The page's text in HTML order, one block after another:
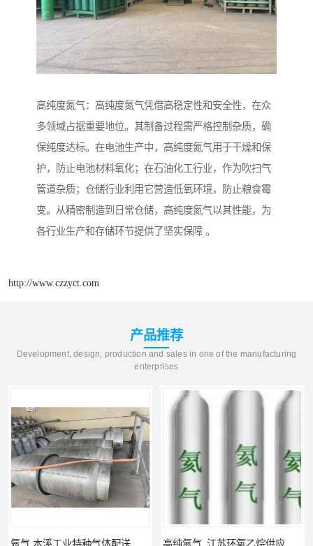
高纯度氮气：高纯度氮气凭借高稳定性和安全性，在众
多领域占据重要地位。其制备过程需严格控制杂质，确
保纯度达标。在电池生产中，高纯度氮气用于干燥和保
护，防止电池材料氧化；在石油化工行业，作为吹扫气
管道杂质；仓储行业利用它营造低氧环境，防止粮食霉
变。从精密制造到日常仓储，高纯度氮气以其性能，为
各行业生产和存储环节提供了坚实保障 。​
http://www.czzyct.com
产品推荐
Development, design, production and sales in one of the manufacturing
enterprises